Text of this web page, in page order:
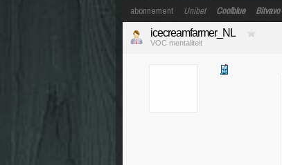
abonnement Unibet Coolblue Bitvavo
icecreamfarmer_NL
VOC mentaliteit